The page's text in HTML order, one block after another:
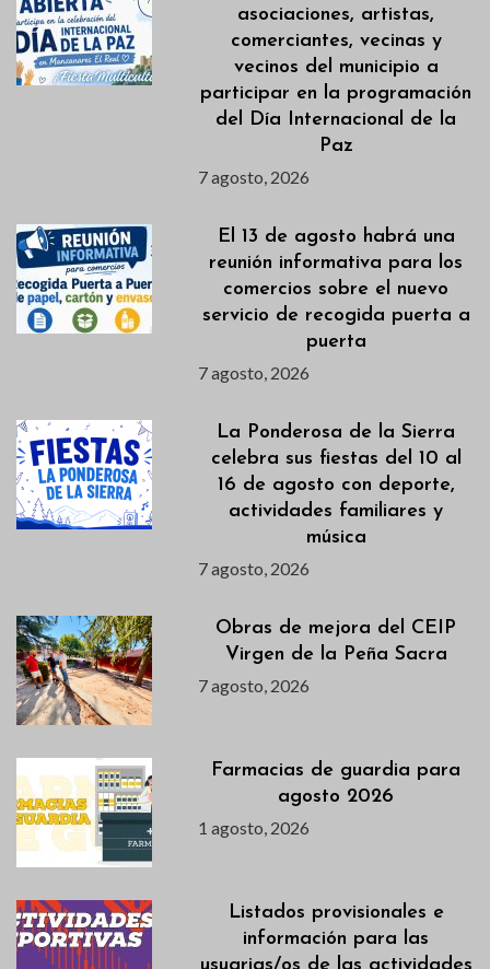
asociaciones, artistas,
comerciantes, vecinas y
vecinos del municipio a
participar en la programación
del Día Internacional de la
Paz
7 agosto, 2026
El 13 de agosto habrá una
reunión informativa para los
comercios sobre el nuevo
servicio de recogida puerta a
puerta
7 agosto, 2026
La Ponderosa de la Sierra
celebra sus fiestas del 10 al
16 de agosto con deporte,
actividades familiares y
música
7 agosto, 2026
Obras de mejora del CEIP
Virgen de la Peña Sacra
7 agosto, 2026
Farmacias de guardia para
agosto 2026
1 agosto, 2026
Listados provisionales e
información para las
usuarias/os de las actividades